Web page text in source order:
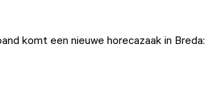
komt een nieuwe horecazaak in Breda: